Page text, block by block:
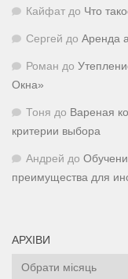
Кайфат до Что
Сергей до Аренда
Роман до
Окна»
Тоня до Вареная
критерии выбора
Андрей до
преимущества для
АРХІВИ
Архіви